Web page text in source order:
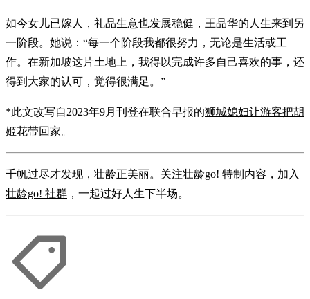
如今女儿已嫁人，礼品生意也发展稳健，王品华的人生来到另
一阶段。她说：“每一个阶段我都很努力，无论是生活或工
作。在新加坡这片土地上，我得以完成许多自己喜欢的事，还
得到大家的认可，觉得很满足。”
*此文改写自2023年9月刊登在联合早报的狮城媳妇让游客把胡
姬花带回家。
千帆过尽才发现，壮龄正美丽。关注壮龄go! 特制内容 ，加入
壮龄go! 社群 ，一起过好人生下半场。